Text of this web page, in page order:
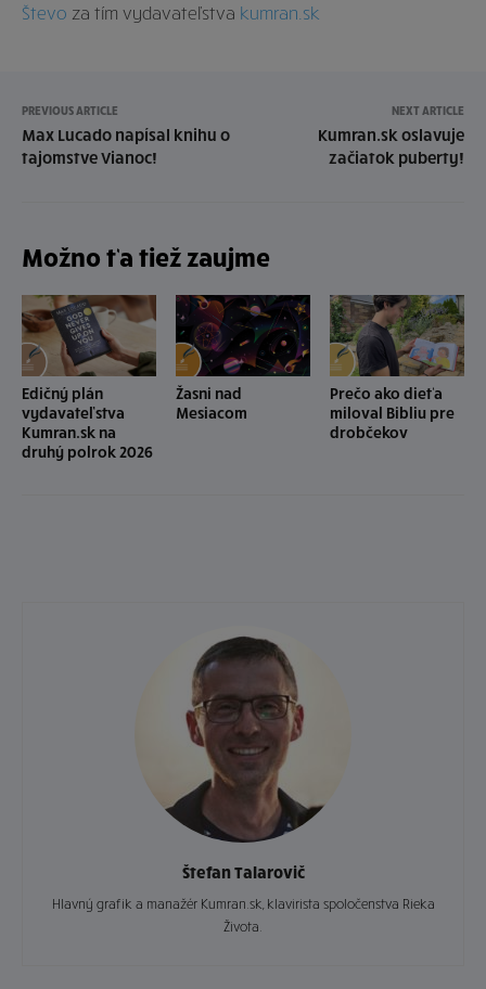
Števo za tím vydavateľstva kumran.sk
PREVIOUS ARTICLE
Max Lucado napísal knihu o
tajomstve Vianoc!
NEXT ARTICLE
Kumran.sk oslavuje
začiatok puberty!
Možno ťa tiež zaujme
Edičný plán
vydavateľstva
Kumran.sk na
druhý polrok 2026
Žasni nad
Mesiacom
Prečo ako dieťa
miloval Bibliu pre
drobčekov
Štefan Talarovič
Hlavný grafik a manažér Kumran.sk, klavirista spoločenstva Rieka
Života.